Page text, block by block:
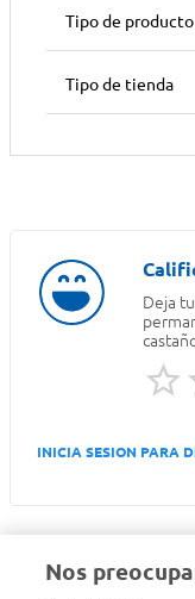
Tipo de producto
Tipo de tienda
Deja
INICIA SESION PARA
Nos